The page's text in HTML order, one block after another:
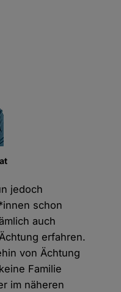
jedoch
schon
auch
erfahren.
von Ächtung
Familie
im näheren